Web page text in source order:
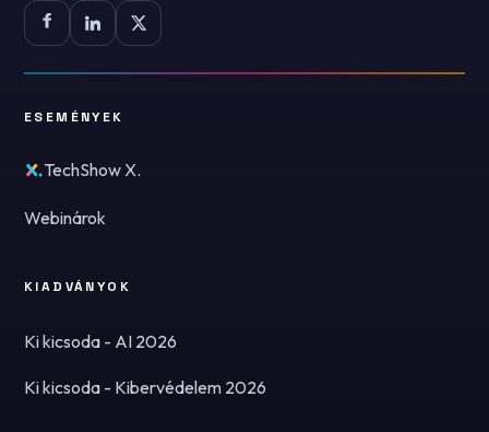
ESEMÉNYEK
TechShow X.
Webinárok
KIADVÁNYOK
Ki kicsoda - AI 2026
Ki kicsoda - Kibervédelem 2026